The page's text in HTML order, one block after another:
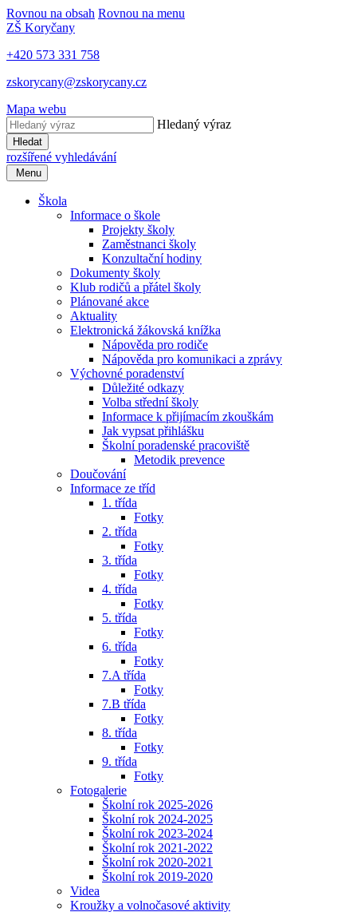
Rovnou na obsah Rovnou na menu
ZŠ Koryčany
+420 573 331 758
zskorycany@zskorycany.cz
Mapa webu
Hledaný výraz
Hledat
rozšířené vyhledávání
Menu
Škola
Informace o škole
Projekty školy
Zaměstnanci školy
Konzultační hodiny
Dokumenty školy
Klub rodičů a přátel školy
Plánované akce
Aktuality
Elektronická žákovská knížka
Nápověda pro rodiče
Nápověda pro komunikaci a zprávy
Výchovné poradenství
Důležité odkazy
Volba střední školy
Informace k přijímacím zkouškám
Jak vypsat přihlášku
Školní poradenské pracoviště
Metodik prevence
Doučování
Informace ze tříd
1. třída
Fotky
2. třída
Fotky
3. třída
Fotky
4. třída
Fotky
5. třída
Fotky
6. třída
Fotky
7.A třída
Fotky
7.B třída
Fotky
8. třída
Fotky
9. třída
Fotky
Fotogalerie
Školní rok 2025-2026
Školní rok 2024-2025
Školní rok 2023-2024
Školní rok 2021-2022
Školní rok 2020-2021
Školní rok 2019-2020
Videa
Kroužky a volnočasové aktivity